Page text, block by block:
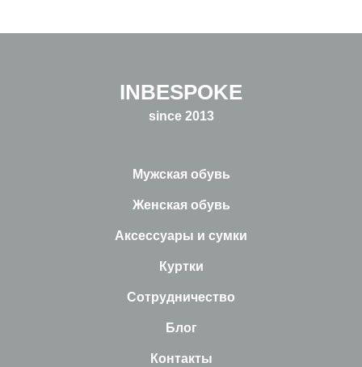
INBESPOKE
since 2013
Мужская обувь
Женская обувь
Аксессуары и сумки
Куртки
Сотрудничество
Блог
Контакты